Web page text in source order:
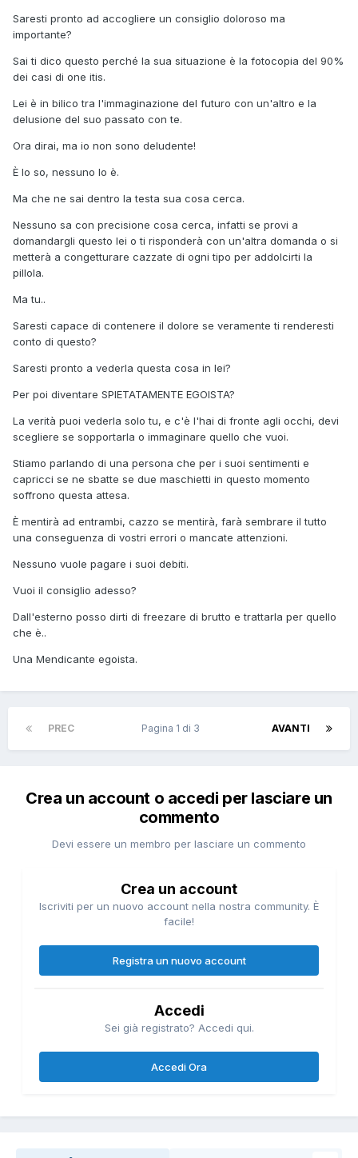
Saresti pronto ad accogliere un consiglio doloroso ma
importante?
Sai ti dico questo perché la sua situazione è la fotocopia del 90%
dei casi di one itis.
Lei è in bilico tra l'immaginazione del futuro con un'altro e la
delusione del suo passato con te.
Ora dirai, ma io non sono deludente!
È lo so, nessuno lo è.
Ma che ne sai dentro la testa sua cosa cerca.
Nessuno sa con precisione cosa cerca, infatti se provi a
domandargli questo lei o ti risponderà con un'altra domanda o si
metterà a congetturare cazzate di ogni tipo per addolcirti la
pillola.
Ma tu..
Saresti capace di contenere il dolore se veramente ti renderesti
conto di questo?
Saresti pronto a vederla questa cosa in lei?
Per poi diventare SPIETATAMENTE EGOISTA?
La verità puoi vederla solo tu, e c'è l'hai di fronte agli occhi, devi
scegliere se sopportarla o immaginare quello che vuoi.
Stiamo parlando di una persona che per i suoi sentimenti e
capricci se ne sbatte se due maschietti in questo momento
soffrono questa attesa.
È mentirà ad entrambi, cazzo se mentirà, farà sembrare il tutto
una conseguenza di vostri errori o mancate attenzioni.
Nessuno vuole pagare i suoi debiti.
Vuoi il consiglio adesso?
Dall'esterno posso dirti di freezare di brutto e trattarla per quello
che è..
Una Mendicante egoista.
PREC AVANTI
Pagina 1 di 3
Crea un account o accedi per lasciare un
commento
Devi essere un membro per lasciare un commento
Crea un account
Iscriviti per un nuovo account nella nostra community. È
facile!
Registra un nuovo account
Accedi
Sei già registrato? Accedi qui.
Accedi Ora